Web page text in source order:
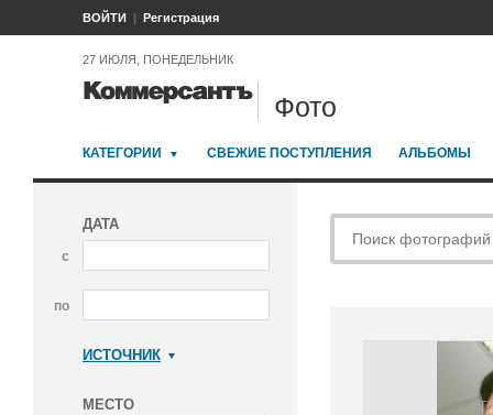
ВОЙТИ Регистрация
27 ИЮЛЯ, ПОНЕДЕЛЬНИК
Фото
КАТЕГОРИИ СВЕЖИЕ ПОСТУПЛЕНИЯ АЛЬБОМЫ
ДАТА
с
по
ИСТОЧНИК
МЕСТО